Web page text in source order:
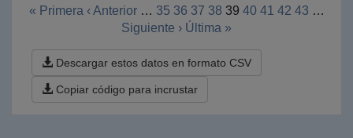
« Primera ‹ Anterior … 35 36 37 38 39 40 41 42 43 …
Siguiente › Última »
Descargar estos datos en formato CSV
Copiar código para incrustar